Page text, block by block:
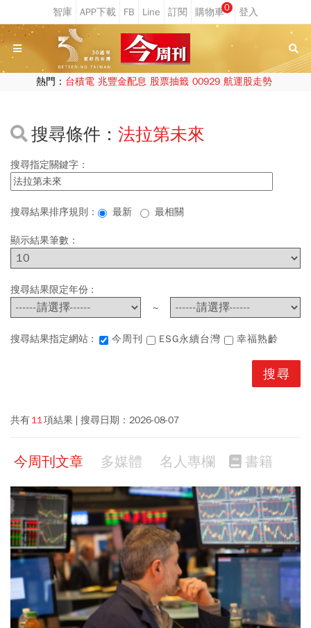
0
熱門： 台積電 兆豐金配息 股票抽籤 00929 航運股走勢
搜尋條件： 法拉第未來
搜尋指定關鍵字：
搜尋結果排序規則： 最新 最相關
顯示結果筆數：
搜尋結果限定年份 :
~
搜尋結果指定網站 : 今周刊 ESG永續台灣 幸福熟齡
共有11項結果 搜尋日期： 2026-08-07
今周刊文章 多媒體 名人專欄 書籍